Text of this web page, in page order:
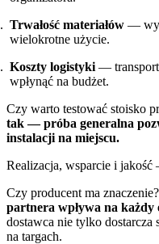
Trwałość materiałów —
wielokrotne użycie.
Koszty logistyki — transport
wpłynąć na budżet.
Czy warto testować stoisko
tak — próba generalna
instalacji na miejscu.
Realizacja, wsparcie i
Czy producent ma znaczenie?
partnera wpływa na
dostawca nie tylko dostarcza
na targach.